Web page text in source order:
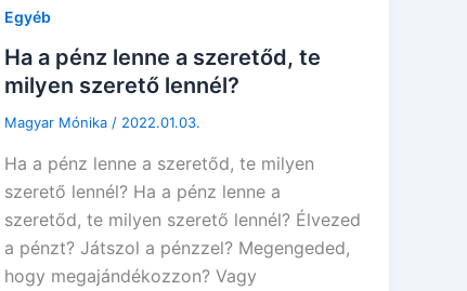
Egyéb
Ha a pénz lenne a szeretőd, te
milyen szerető lennél?
Magyar Mónika/ 2022.01.03.
Ha a pénz lenne a szeretőd, te milyen
szerető lennél? Ha a pénz lenne a
szeretőd, te milyen szerető lennél? Élvezed
a pénzt? Játszol a pénzzel? Megengeded,
hogy megajándékozzon? Vagy